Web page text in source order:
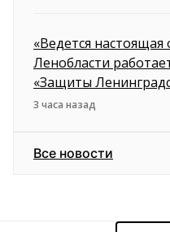
«Ведется настоящая
Ленобласти
«Защиты
3 часа назад
Все новости